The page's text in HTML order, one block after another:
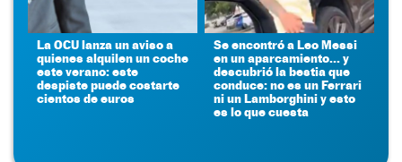
La OCU lanza un aviso a
quienes alquilen un coche
este verano: este
despiste puede costarte
cientos de euros
Se encontró a Leo Messi
en un aparcamiento... y
descubrió la bestia que
conduce: no es un Ferrari
ni un Lamborghini y esto
es lo que cuesta